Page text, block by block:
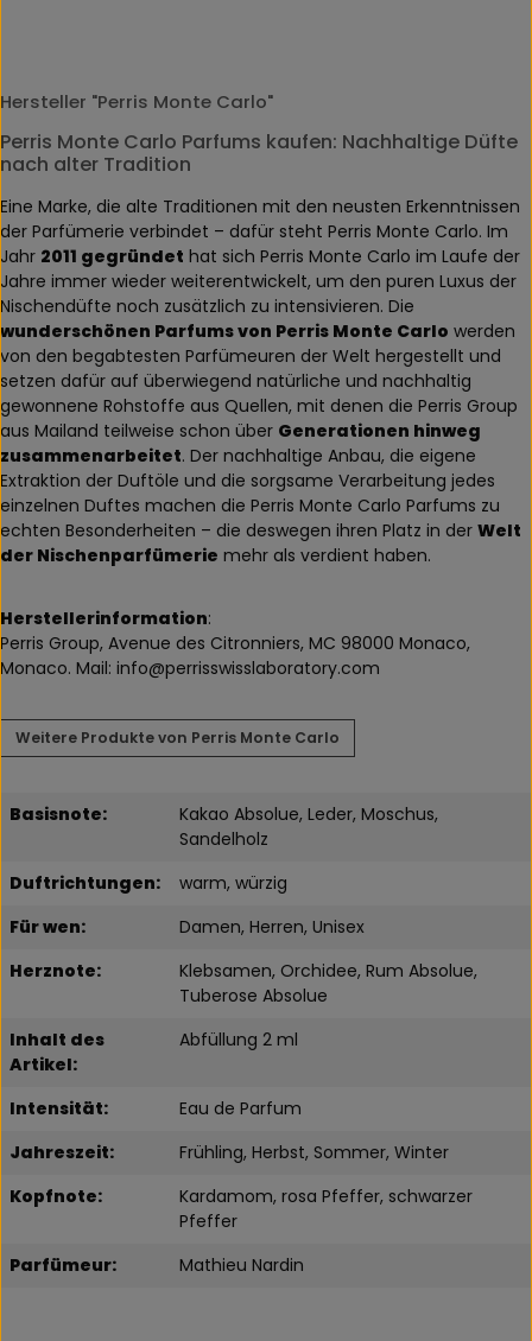
Hersteller "Perris Monte Carlo"
Perris Monte Carlo Parfums kaufen: Nachhaltige Düfte
nach alter Tradition
Eine Marke, die alte Traditionen mit den neusten Erkenntnissen
der Parfümerie verbindet – dafür steht Perris Monte Carlo. Im
Jahr 2011 gegründet hat sich Perris Monte Carlo im Laufe der
Jahre immer wieder weiterentwickelt, um den puren Luxus der
Nischendüfte noch zusätzlich zu intensivieren. Die
wunderschönen Parfums von Perris Monte Carlo werden
von den begabtesten Parfümeuren der Welt hergestellt und
setzen dafür auf überwiegend natürliche und nachhaltig
gewonnene Rohstoffe aus Quellen, mit denen die Perris Group
aus Mailand teilweise schon über Generationen hinweg
zusammenarbeitet. Der nachhaltige Anbau, die eigene
Extraktion der Duftöle und die sorgsame Verarbeitung jedes
einzelnen Duftes machen die Perris Monte Carlo Parfums zu
echten Besonderheiten – die deswegen ihren Platz in der Welt
der Nischenparfümerie mehr als verdient haben.
Herstellerinformation:
Perris Group, Avenue des Citronniers, MC 98000 Monaco,
Monaco. Mail: info@perrisswisslaboratory.com
Weitere Produkte von Perris Monte Carlo
Basisnote:
Kakao Absolue, Leder, Moschus,
Sandelholz
Duftrichtungen:
warm, würzig
Für wen:
Damen, Herren, Unisex
Herznote:
Klebsamen, Orchidee, Rum Absolue,
Tuberose Absolue
Inhalt des
Artikel:
Abfüllung 2 ml
Intensität:
Eau de Parfum
Jahreszeit:
Frühling, Herbst, Sommer, Winter
Kopfnote:
Kardamom, rosa Pfeffer, schwarzer
Pfeffer
Parfümeur:
Mathieu Nardin